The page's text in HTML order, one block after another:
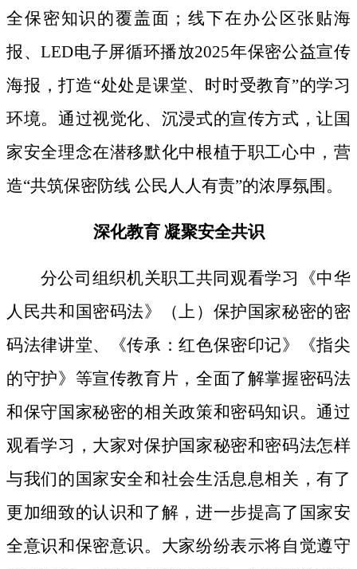
全保密知识的覆盖面；线下在办公区张贴海
报、LED电子屏循环播放2025年保密公益宣传
海报，打造“处处是课堂、时时受教育”的学习
环境。通过视觉化、沉浸式的宣传方式，让国
家安全理念在潜移默化中根植于职工心中，营
造“共筑保密防线 公民人人有责”的浓厚氛围。
深化教育凝聚安全共识
分公司组织机关职工共同观看学习《中华
人民共和国密码法》
（上）保护国家秘密的密
码法律讲堂、
《传承：红色保密印记》《指尖
的守护》等宣传教育片， 全面了解掌握密码法
和保守国家秘密的相关政策和密码知识。通过
观看学习，大家对保护国家秘密和密码法怎样
与我们的国家安全和社会生活息息相关，有了
更加细致的认识和了解，进一步提高了国家安
全意识和保密意识。大家纷纷表示将自觉遵守